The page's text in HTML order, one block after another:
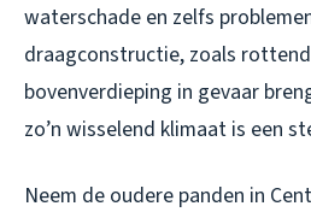
waterschade en zelfs
draagconstructie, zoals
bovenverdieping in gevaar
zo’n wisselend klimaat is een
Neem de oudere panden in